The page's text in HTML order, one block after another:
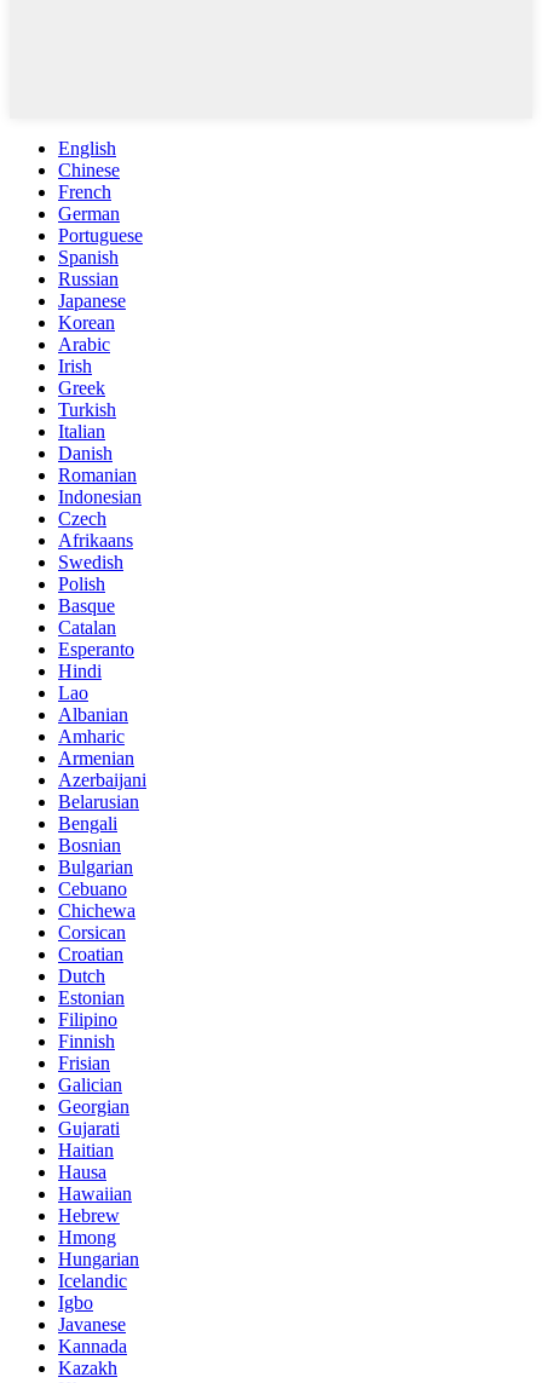
English
Chinese
French
German
Portuguese
Spanish
Russian
Japanese
Korean
Arabic
Irish
Greek
Turkish
Italian
Danish
Romanian
Indonesian
Czech
Afrikaans
Swedish
Polish
Basque
Catalan
Esperanto
Hindi
Lao
Albanian
Amharic
Armenian
Azerbaijani
Belarusian
Bengali
Bosnian
Bulgarian
Cebuano
Chichewa
Corsican
Croatian
Dutch
Estonian
Filipino
Finnish
Frisian
Galician
Georgian
Gujarati
Haitian
Hausa
Hawaiian
Hebrew
Hmong
Hungarian
Icelandic
Igbo
Javanese
Kannada
Kazakh